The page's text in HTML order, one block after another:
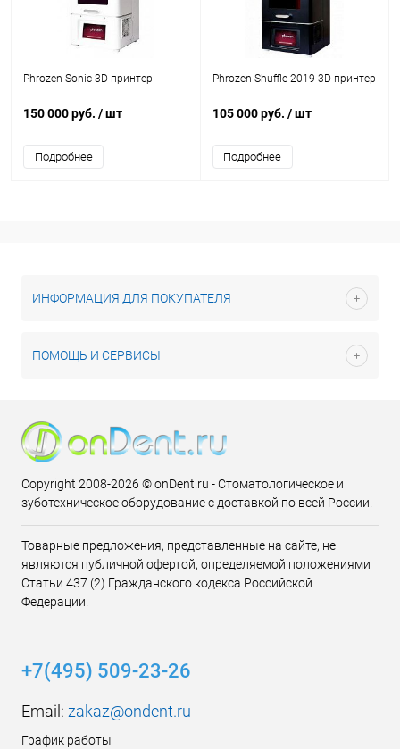
Phrozen Sonic 3D принтер
150 000 руб. / шт
Подробнее
Phrozen Shuffle 2019 3D принтер
105 000 руб. / шт
Подробнее
ИНФОРМАЦИЯ ДЛЯ ПОКУПАТЕЛЯ
ПОМОЩЬ И СЕРВИСЫ
Copyright 2008-2026 © onDent.ru - Стоматологическое и
зуботехническое оборудование с доставкой по всей России.
Товарные предложения, представленные на сайте, не
являются публичной офертой, определяемой положениями
Статьи 437 (2) Гражданского кодекса Российской
Федерации.
+7(495) 509-23-26
Email: zakaz@ondent.ru
График работы